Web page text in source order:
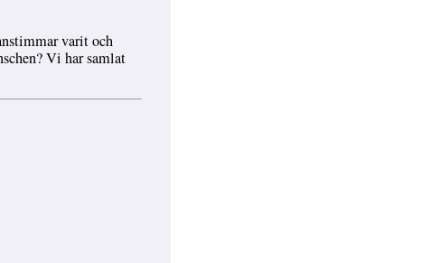
varit och
Vi har samlat